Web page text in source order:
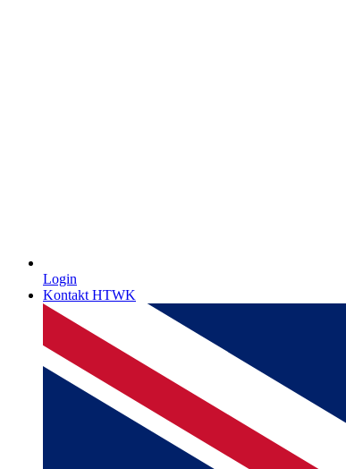
Login
Kontakt HTWK